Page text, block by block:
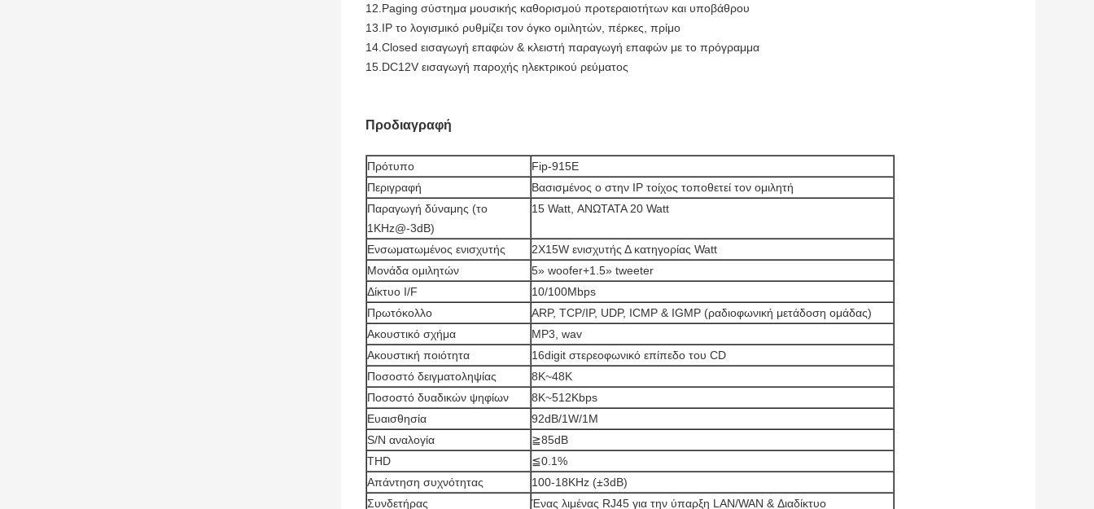
12.Paging σύστημα μουσικής καθορισμού προτεραιοτήτων και υποβάθρου
13.IP το λογισμικό ρυθμίζει τον όγκο ομιλητών, πέρκες, πρίμο
14.Closed εισαγωγή επαφών & κλειστή παραγωγή επαφών με το πρόγραμμα
15.DC12V εισαγωγή παροχής ηλεκτρικού ρεύματος
Προδιαγραφή
Πρότυπο
Fip-915E
Περιγραφή
Βασισμένος ο στην IP τοίχος τοποθετεί τον ομιλητή
Παραγωγή δύναμης (το
1KHz@-3dB)
15 Watt, ΑΝΩΤΑΤΑ 20 Watt
Ενσωματωμένος ενισχυτής
2X15W ενισχυτής Δ κατηγορίας Watt
Μονάδα ομιλητών
5» woofer+1.5» tweeter
Δίκτυο I/F
10/100Mbps
Πρωτόκολλο
ARP, TCP/IP, UDP, ICMP & IGMP (ραδιοφωνική μετάδοση ομάδας)
Ακουστικό σχήμα
MP3, wav
Ακουστική ποιότητα
16digit στερεοφωνικό επίπεδο του CD
Ποσοστό δειγματοληψίας
8K~48K
Ποσοστό δυαδικών ψηφίων
8K~512Kbps
Ευαισθησία
92dB/1W/1M
S/N αναλογία
≧85dB
THD
≦0.1%
Απάντηση συχνότητας
100-18KHz (±3dB)
Συνδετήρας
Ένας λιμένας RJ45 για την ύπαρξη LAN/WAN & Διαδίκτυο